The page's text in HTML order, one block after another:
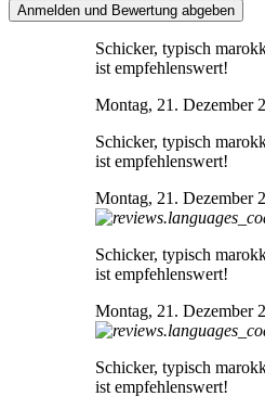
Anmelden und Bewertung abgeben
Schicker, typisch
ist empfehlenswert!
Montag, 21. Dezember
Schicker, typisch
ist empfehlenswert!
Montag, 21. Dezember
Schicker, typisch
ist empfehlenswert!
Montag, 21. Dezember
Schicker, typisch
ist empfehlenswert!